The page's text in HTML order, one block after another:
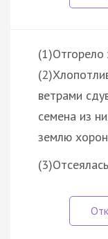
(1)Отгорело
ветрами
семена из
землю